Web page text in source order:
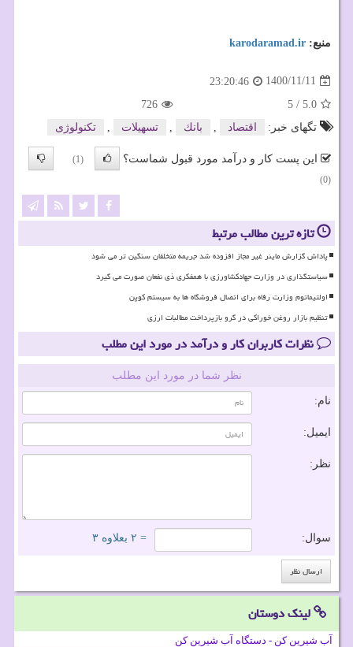
منبع: karodaramad.ir
1400/11/11
23:20:46
5.0
/
5
726
تگهای خبر:
اقتصاد , بانك , تسهیلات , تكنولوژی
این پست کار و درآمد مورد قبول شماست؟
(1)
(0)
تازه ترین مطالب مرتبط
پاداش گزارش ماینر غیر مجاز افزوده شد جریمه متخلفان سنگین تر می شود
سیاستگذاری در وزارت جهادکشاورزی با همفکری ذی نفعان صورت می گیرد
اولتیماتوم وزارت رفاه برای اتصال فروشگاه ها به سیستم کوپن
تنظیم بازار روغن خوراکی در گرو بازپرداخت مطالبات ارزی
نظرات کاربران کار و درآمد در مورد این مطلب
نظر شما در مورد این مطلب
نام:
ایمیل:
نظر:
سوال: = ۲ بعلاوه ۳
لینک دوستان
آب شیرین کن - دستگاه آب شیرین کن